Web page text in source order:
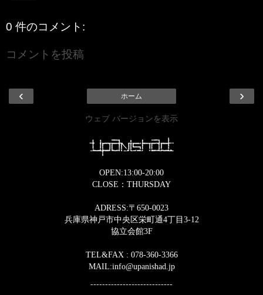
0 件のコメント:
コメントを投稿
‹ ›
ホーム
ウェブ バージョンを表示
OPEN:13:00-20:00
CLOSE：THURSDAY
ADRESS:〒650-0023
兵庫県神戸市中央区栄町通4丁目3-12
協立会館3F
TEL&FAX : 078-360-3366
MAIL:info@upanishad.jp
----------------------------